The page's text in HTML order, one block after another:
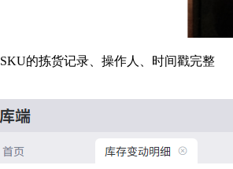
SKU的拣货记录、操作人、时间戳完整